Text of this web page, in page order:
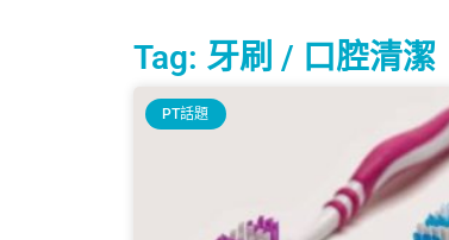
Tag: 牙刷 / 口腔清潔
PT話題